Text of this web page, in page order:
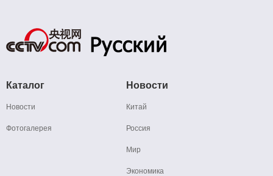
Каталог
Новости
Фотогалерея
Новости
Китай
Россия
Мир
Экономика